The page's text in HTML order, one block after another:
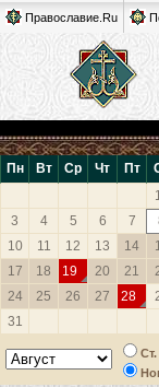
Православие.Ru
Пн Вт Ср Чт Пт
3
4 5 6 7
10
11 12 13 14
17
18 19 20 21
24
25 26 27 28
31
Ст.